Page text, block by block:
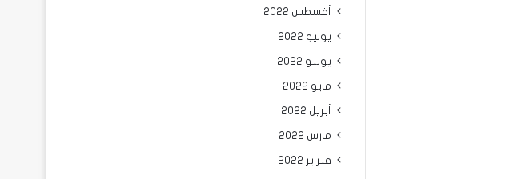
أغسطس 2022
يوليو 2022
يونيو 2022
مايو 2022
أبريل 2022
مارس 2022
فبراير 2022